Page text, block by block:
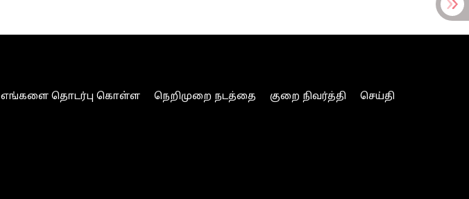
எங்களை தொடர்பு கொள்ள நெறிமுறை நடத்தை குறை நிவர்த்தி
செய்தி